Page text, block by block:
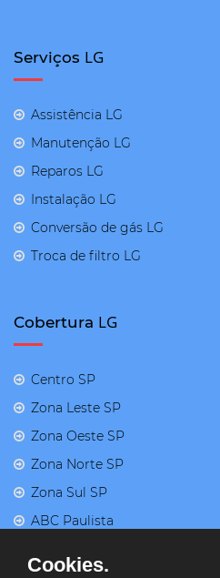
Serviços LG
Assistência LG
Manutenção LG
Reparos LG
Instalação LG
Conversão de gás LG
Troca de filtro LG
Cobertura LG
Centro SP
Zona Leste SP
Zona Oeste SP
Zona Norte SP
Zona Sul SP
ABC Paulista
Cookies.